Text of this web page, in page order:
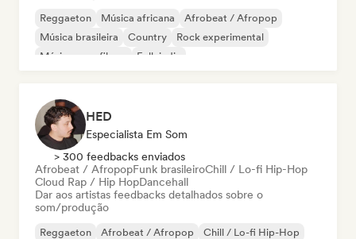
Reggaeton Música africana
Afrobeat / Afropop
Música brasileira
Country
Rock experimental
Música para filmes
Folk indie
HED
Especialista Em Som
> 300 feedbacks enviados
Afrobeat / AfropopFunk brasileiroChill / Lo-fi Hip-Hop
Cloud Rap / Hip HopDancehall
Dar aos artistas feedbacks detalhados sobre o
som/produção
Reggaeton Afrobeat / Afropop
Chill / Lo-fi Hip-Hop